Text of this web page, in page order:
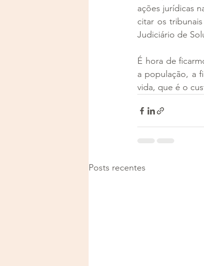
ações jurídicas
citar os
Judiciário de
É hora de
a população, a
vida, que é o
Posts recentes